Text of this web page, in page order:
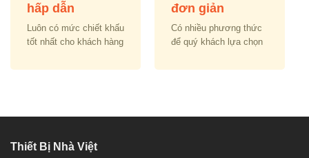
hấp dẫn
Luôn có mức chiết khấu
tốt nhất cho khách hàng
đơn giản
Có nhiều phương thức
để quý khách lựa chọn
Thiết Bị Nhà Việt